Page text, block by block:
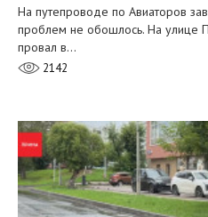
На путепроводе по Авиаторов
проблем не обошлось. На улице
провал в…
2142